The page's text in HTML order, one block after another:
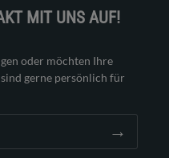
MIT UNS AUF!
oder möchten Ihre
gerne persönlich für
→